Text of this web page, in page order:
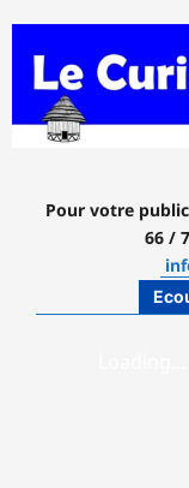
contenu
Pour votre
66 /